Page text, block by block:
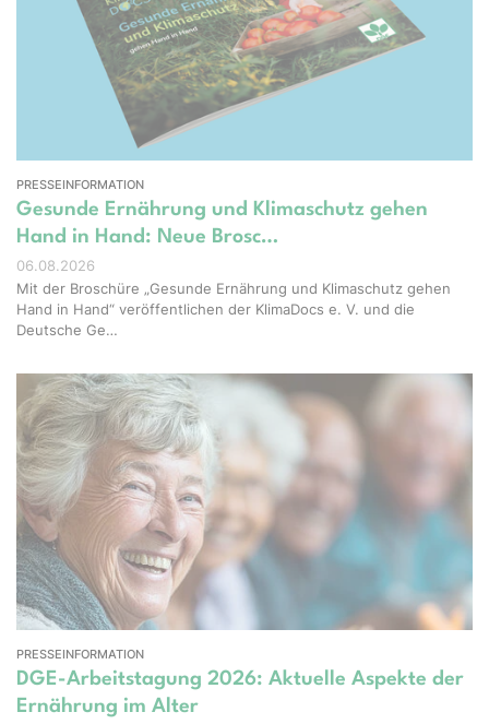
PRESSEINFORMATION
Gesunde Ernährung und Klimaschutz gehen
Hand in Hand: Neue Brosc…
06.08.2026
Mit der Broschüre „Gesunde Ernährung und Klimaschutz gehen
Hand in Hand“ veröffentlichen der KlimaDocs e. V. und die
Deutsche Ge…
PRESSEINFORMATION
DGE-Arbeitstagung 2026: Aktuelle Aspekte der
Ernährung im Alter